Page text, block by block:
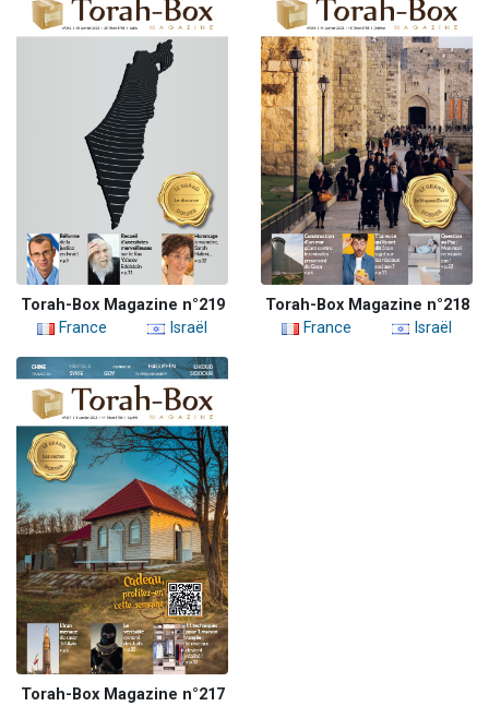
Torah-Box Magazine n°219
France
Israël
Torah-Box Magazine n°218
France
Israël
Torah-Box Magazine n°217